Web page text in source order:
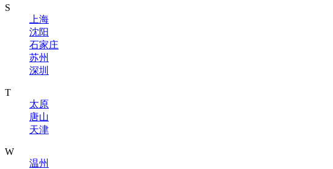
S
上海
沈阳
石家庄
苏州
深圳
T
太原
唐山
天津
W
温州